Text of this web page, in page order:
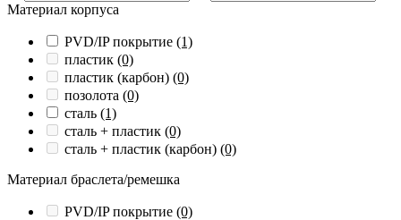
Материал корпуса
PVD/IP покрытие (1)
пластик (0)
пластик (карбон) (0)
позолота (0)
сталь (1)
сталь + пластик (0)
сталь + пластик (карбон) (0)
Материал браслета/ремешка
PVD/IP покрытие (0)